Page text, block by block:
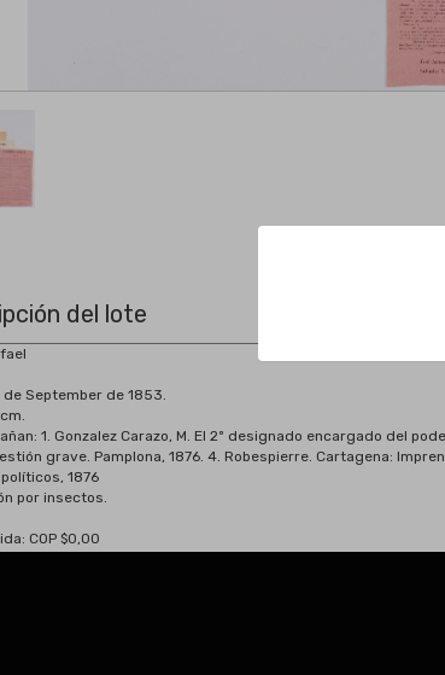
del lote
de September de 1853.
1. Gonzalez Carazo, M. El 2º designado encargado del
grave. Pamplona, 1876. 4. Robespierre. Cartagena:
1876
por insectos.
COP $0,00